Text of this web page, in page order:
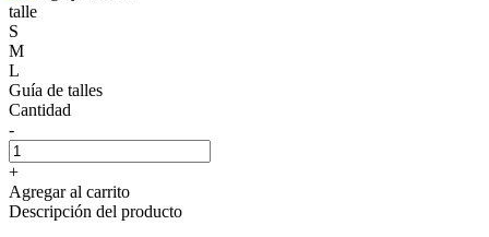
talle
S
M
L
Guía de talles
Cantidad
-
+
Agregar al carrito
Descripción del producto